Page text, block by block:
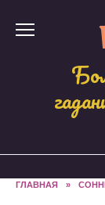
ГЛАВНАЯ »